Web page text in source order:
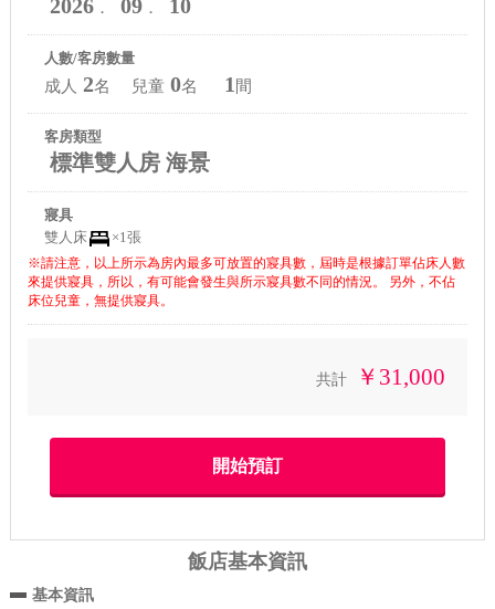
2026． 09． 10
人數/客房數量
成人 2名 兒童 0名 1 間
客房類型
標準雙人房 海景
寢具
雙人床
×1張
※請注意，以上所示為房內最多可放置的寢具數，屆時是根據訂單佔床人數
來提供寢具，所以，有可能會發生與所示寢具數不同的情況。 另外，不佔
床位兒童，無提供寢具。
共計 ￥31,000
飯店基本資訊
基本資訊